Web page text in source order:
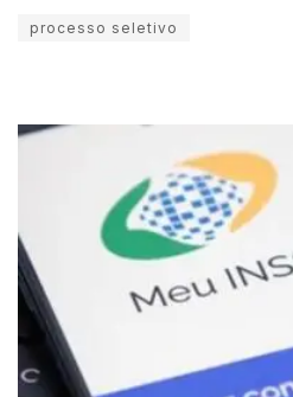
processo seletivo